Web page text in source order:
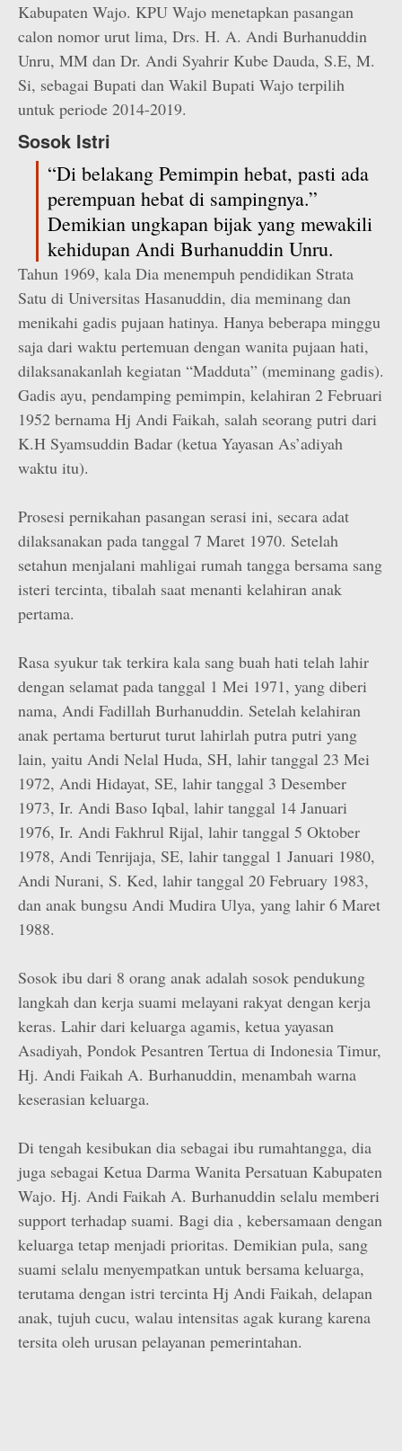
Kabupaten Wajo. KPU Wajo menetapkan pasangan
calon nomor urut lima, Drs. H. A. Andi Burhanuddin
Unru, MM dan Dr. Andi Syahrir Kube Dauda, S.E, M.
Si, sebagai Bupati dan Wakil Bupati Wajo terpilih
untuk periode 2014-2019.
Sosok Istri
“Di belakang Pemimpin hebat, pasti ada
perempuan hebat di sampingnya.”
Demikian ungkapan bijak yang mewakili
kehidupan Andi Burhanuddin Unru.
Tahun 1969, kala Dia menempuh pendidikan Strata
Satu di Universitas Hasanuddin, dia meminang dan
menikahi gadis pujaan hatinya. Hanya beberapa minggu
saja dari waktu pertemuan dengan wanita pujaan hati,
dilaksanakanlah kegiatan “Madduta” (meminang gadis).
Gadis ayu, pendamping pemimpin, kelahiran 2 Februari
1952 bernama Hj Andi Faikah, salah seorang putri dari
K.H Syamsuddin Badar (ketua Yayasan As’adiyah
waktu itu).
Prosesi pernikahan pasangan serasi ini, secara adat
dilaksanakan pada tanggal 7 Maret 1970. Setelah
setahun menjalani mahligai rumah tangga bersama sang
isteri tercinta, tibalah saat menanti kelahiran anak
pertama.
Rasa syukur tak terkira kala sang buah hati telah lahir
dengan selamat pada tanggal 1 Mei 1971, yang diberi
nama, Andi Fadillah Burhanuddin. Setelah kelahiran
anak pertama berturut turut lahirlah putra putri yang
lain, yaitu Andi Nelal Huda, SH, lahir tanggal 23 Mei
1972, Andi Hidayat, SE, lahir tanggal 3 Desember
1973, Ir. Andi Baso Iqbal, lahir tanggal 14 Januari
1976, Ir. Andi Fakhrul Rijal, lahir tanggal 5 Oktober
1978, Andi Tenrijaja, SE, lahir tanggal 1 Januari 1980,
Andi Nurani, S. Ked, lahir tanggal 20 February 1983,
dan anak bungsu Andi Mudira Ulya, yang lahir 6 Maret
1988.
Sosok ibu dari 8 orang anak adalah sosok pendukung
langkah dan kerja suami melayani rakyat dengan kerja
keras. Lahir dari keluarga agamis, ketua yayasan
Asadiyah, Pondok Pesantren Tertua di Indonesia Timur,
Hj. Andi Faikah A. Burhanuddin, menambah warna
keserasian keluarga.
Di tengah kesibukan dia sebagai ibu rumahtangga, dia
juga sebagai Ketua Darma Wanita Persatuan Kabupaten
Wajo. Hj. Andi Faikah A. Burhanuddin selalu memberi
support terhadap suami. Bagi dia , kebersamaan dengan
keluarga tetap menjadi prioritas. Demikian pula, sang
suami selalu menyempatkan untuk bersama keluarga,
terutama dengan istri tercinta Hj Andi Faikah, delapan
anak, tujuh cucu, walau intensitas agak kurang karena
tersita oleh urusan pelayanan pemerintahan.